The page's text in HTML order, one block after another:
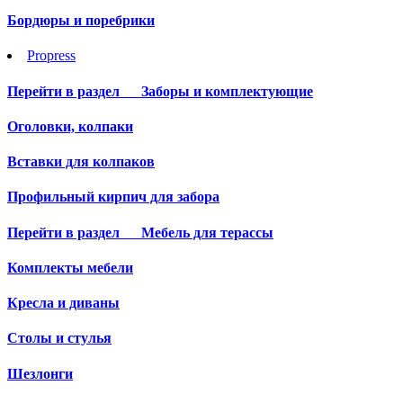
Бордюры и поребрики
Propress
Перейти в раздел Заборы и комплектующие
Оголовки, колпаки
Вставки для колпаков
Профильный кирпич для забора
Перейти в раздел Мебель для терассы
Комплекты мебели
Кресла и диваны
Столы и стулья
Шезлонги